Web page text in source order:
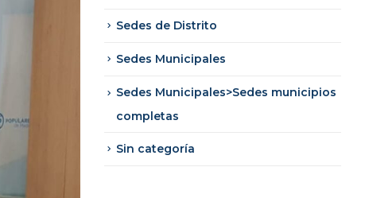
Sedes de Distrito
Sedes Municipales
Sedes Municipales>Sedes municipios
completas
Sin categoría